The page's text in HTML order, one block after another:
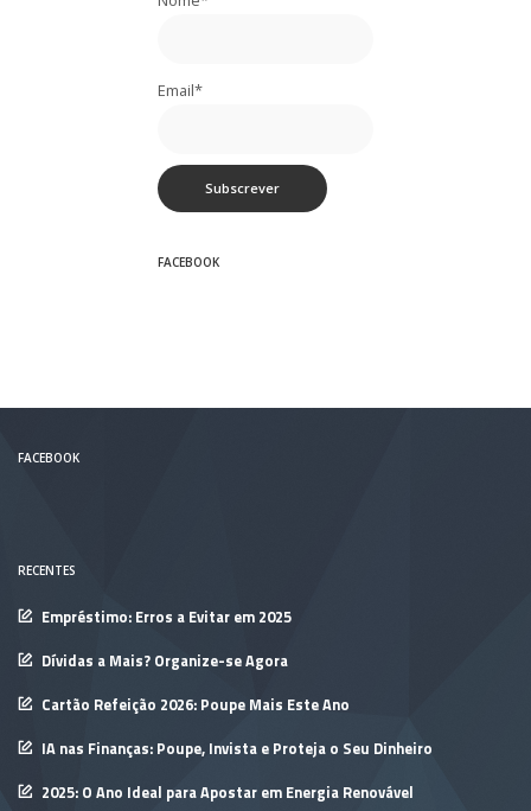
Email*
FACEBOOK
FACEBOOK
RECENTES
Empréstimo: Erros a Evitar em 2025
Dívidas a Mais? Organize-se Agora
Cartão Refeição 2026: Poupe Mais Este Ano
IA nas Finanças: Poupe, Invista e Proteja o Seu Dinheiro
2025: O Ano Ideal para Apostar em Energia Renovável